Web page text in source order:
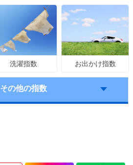
洗濯指数 お出かけ指数
その他の指数